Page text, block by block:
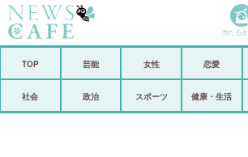
政治
当たる
TOP 芸能 女性 恋愛
社会 政治 スポーツ 健康・生活